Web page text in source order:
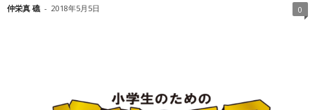
仲栄真 礁 - 2018年5月5日 0